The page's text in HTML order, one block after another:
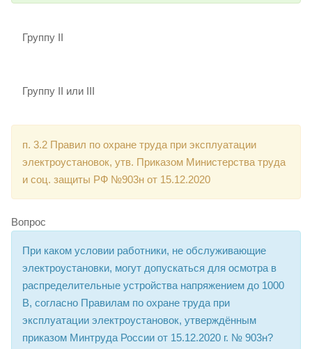
Группу II
Группу II или III
п. 3.2 Правил по охране труда при эксплуатации
электроустановок, утв. Приказом Министерства труда
и соц. защиты РФ №903н от 15.12.2020
Вопрос
При каком условии работники, не обслуживающие
электроустановки, могут допускаться для осмотра в
распределительные устройства напряжением до 1000
В, согласно Правилам по охране труда при
эксплуатации электроустановок, утверждённым
приказом Минтруда России от 15.12.2020 г. № 903н?